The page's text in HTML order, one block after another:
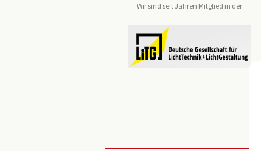
Wir sind seit Jahren Mitglied in der